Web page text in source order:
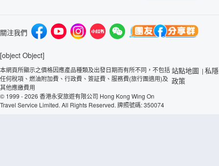
關注我們
[object Object]
本網頁所顯示之價格因應產品種類及出發日期而有所不同，不包括
任何稅項、燃油附加費、行政費、簽証費、服務費(旅行團適用)及
其他應繳費用
© 1999 - 2026 香港永安旅遊有限公司 Hong Kong Wing On
Travel Service Limited. All Rights Reserved. 牌照號碼: 350074
站點地圖 | 私隱
政策